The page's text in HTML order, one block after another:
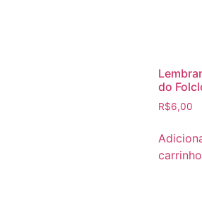
do
R$6,00
carrinho